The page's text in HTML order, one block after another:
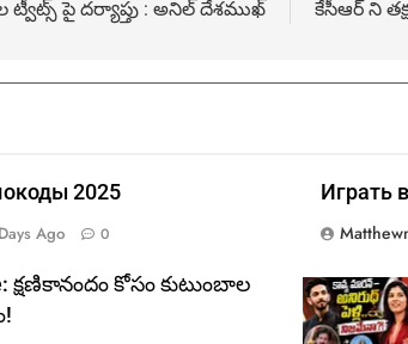
ట్వీట్స్ పై దర్యాప్తు : అనిల్ దేశముఖ్
కేసీఆర్ ని
2025
Ago 0
Играть
క్షణికానందం కోసం కుటుంబాల